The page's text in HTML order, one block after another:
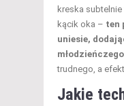
kreska
kącik oka – ten
uniesie,
trudnego, a
Jakie